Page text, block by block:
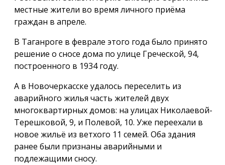
местные жители во время личного приёма
граждан в апреле.
В Таганроге в феврале этого года было принято
решение о сносе дома по улице Греческой, 94,
построенного в 1934 году.
А в Новочеркасске удалось переселить из
аварийного жилья часть жителей двух
многоквартирных домов: на улицах Николаевой-
Терешковой, 9, и Полевой, 10. Уже переехали в
новое жильё из ветхого 11 семей. Оба здания
ранее были признаны аварийными и
подлежащими сносу.